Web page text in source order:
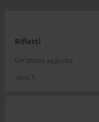
Rifletti
Un'ottima aggiunta
Jens T.